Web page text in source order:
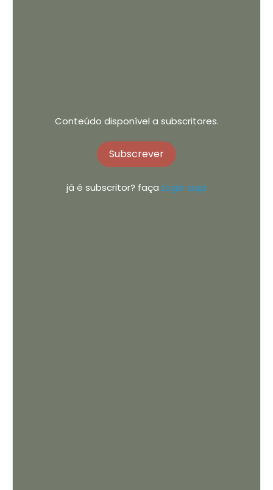
Conteúdo disponível a subscritores.
Subscrever
já é subscritor? faça Login aqui